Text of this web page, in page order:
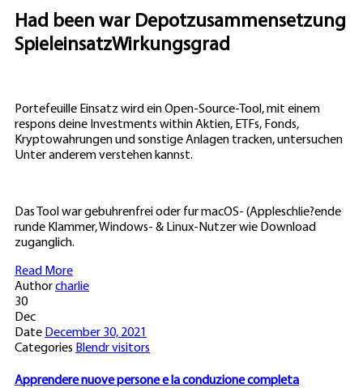
Had been war Depotzusammensetzung
SpieleinsatzWirkungsgrad
Portefeuille Einsatz wird ein Open-Source-Tool, mit einem
respons deine Investments within Aktien, ETFs, Fonds,
Kryptowahrungen und sonstige Anlagen tracken, untersuchen
Unter anderem verstehen kannst.
Das Tool war gebuhrenfrei oder fur macOS- (Appleschlie?ende
runde Klammer, Windows- & Linux-Nutzer wie Download
zuganglich.
Read More
Authorcharlie
30
Dec
Date December 30, 2021
Categories Blendr visitors
Apprendere nuove persone e la conduzione completa